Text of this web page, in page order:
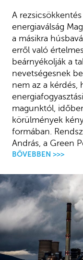
A
energiaválság
a másikra
erről való
beárnyékolják a
nevetségesnek
nem az a
magunktól,
körülmények
formában.
András, a Green
BŐVEBBEN >>>